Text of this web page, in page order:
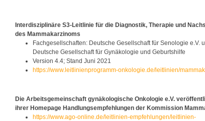
Interdisziplinäre S3-Leitlinie für die Diagnostik, Therapie und
des Mammakarzinoms
Fachgesellschaften: Deutsche Gesellschaft für Senologie e.V.
Deutsche Gesellschaft für Gynäkologie und Geburtshilfe
Version 4.4; Stand Juni 2021
https://www.leitlinienprogramm-onkologie.de/leitlinien/
Die Arbeitsgemeinschaft gynäkologische Onkologie e.V.
ihrer Homepage Handlungsempfehlungen der Kommission
https://www.ago-online.de/leitlinien-empfehlungen/leitlinien-